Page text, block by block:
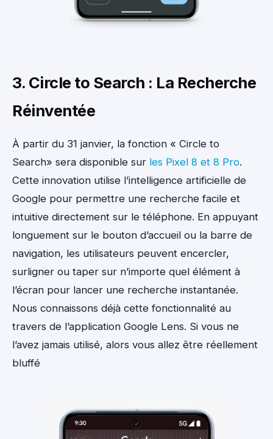
3. Circle to Search : La Recherche
Réinventée
À partir du 31 janvier, la fonction « Circle to
Search» sera disponible sur les Pixel 8 et 8 Pro.
Cette innovation utilise l’intelligence artificielle de
Google pour permettre une recherche facile et
intuitive directement sur le téléphone. En appuyant
longuement sur le bouton d’accueil ou la barre de
navigation, les utilisateurs peuvent encercler,
surligner ou taper sur n’importe quel élément à
l’écran pour lancer une recherche instantanée.
Nous connaissons déjà cette fonctionnalité au
travers de l’application Google Lens. Si vous ne
l’avez jamais utilisé, alors vous allez être réellement
bluffé